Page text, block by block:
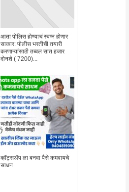
आता पोलिस होण्याचं स्वप्न होणार
साकार: पोलीस भरतीची तयारी
करणाऱ्यांसाठी तब्बल सात हजार
दोनशे ( 7200)...
व्हॉट्सॲप ला बनवा पैसे कमवायचे
साधन